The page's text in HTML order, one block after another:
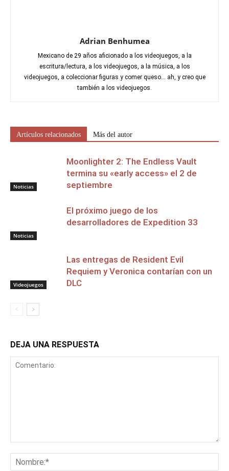
Adrian Benhumea
Mexicano de 29 años aficionado a los videojuegos, a la
escritura/lectura, a los videojuegos, a la música, a los
videojuegos, a coleccionar figuras y comer queso... ah, y creo que
también a los videojuegos.
Artículos relacionados Más del autor
Noticias
Moonlighter 2: The Endless Vault
termina su «early access» el 2 de
septiembre
Noticias
El próximo juego de los
desarrolladores de Expedition 33
Videojuegos
Las entregas de Resident Evil
Requiem y Veronica contarían con un
DLC
DEJA UNA RESPUESTA